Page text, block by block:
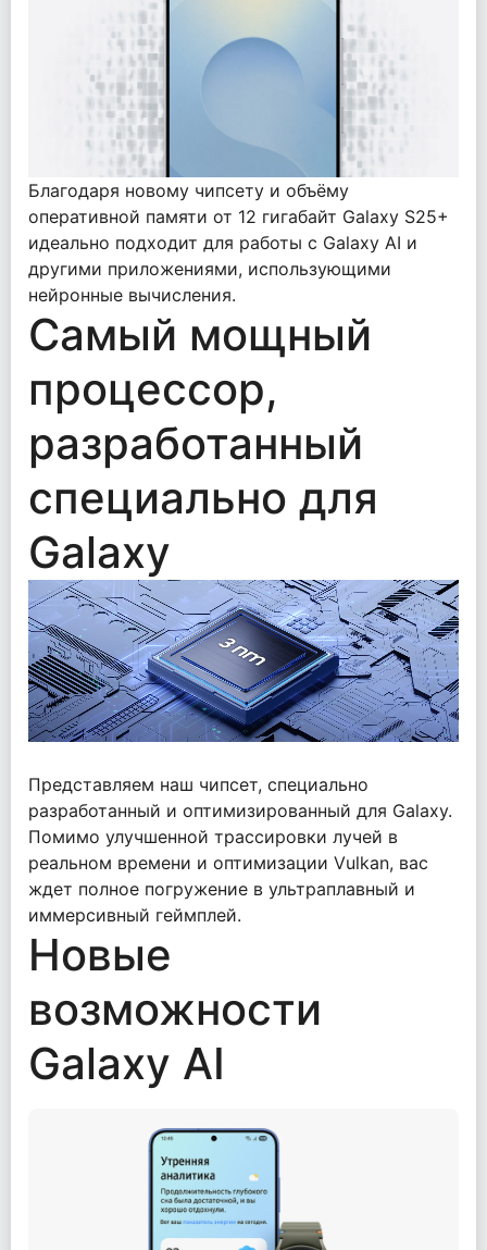
Благодаря новому чипсету и объёму
оперативной памяти от 12 гигабайт Galaxy S25+
идеально подходит для работы с Galaxy AI и
другими приложениями, использующими
нейронные вычисления.
Самый мощный
процессор,
разработанный
специально для
Galaxy
Представляем наш чипсет, специально
разработанный и оптимизированный для Galaxy.
Помимо улучшенной трассировки лучей в
реальном времени и оптимизации Vulkan, вас
ждет полное погружение в ультраплавный и
иммерсивный геймплей.
Новые
возможности
Galaxy AI